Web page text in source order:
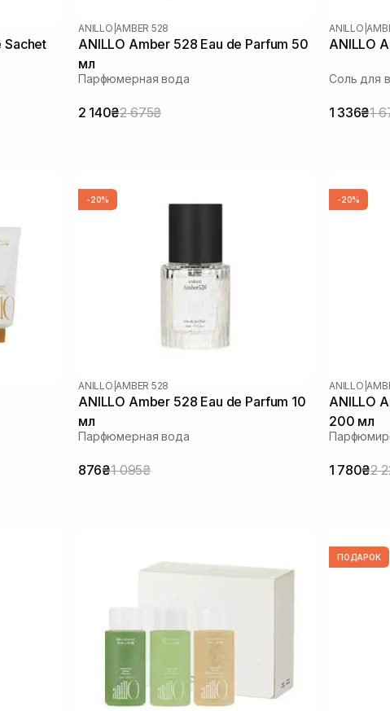
Sachet
ANILLO AMBER 528
ANILLO Amber 528 Eau de Parfum 50
мл
Парфюмерная вода
2 140₴2 675₴
ANILLO
ANILLO
Соль для
1 336₴1
-20%
ANILLO AMBER 528
ANILLO Amber 528 Eau de Parfum 10
мл
Парфюмерная вода
876₴1 095₴
-20%
ANILLO
ANILLO
200 мл
1 780₴2
ПОДАРОК